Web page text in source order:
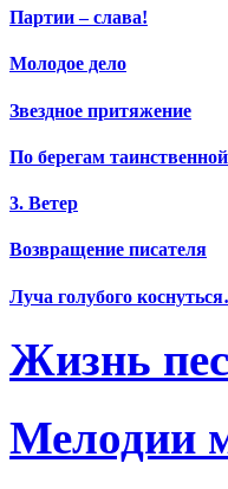
Партии – слава!
Молодое дело
Звездное притяжение
По берегам
3. Ветер
Возвращение писателя
Луча голубого
Жизнь
Мелодии